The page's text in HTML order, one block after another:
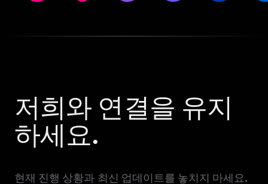
저희와 연결을 유지
하세요.
현재 진행 상황과 최신 업데이트를 놓치지 마세요.